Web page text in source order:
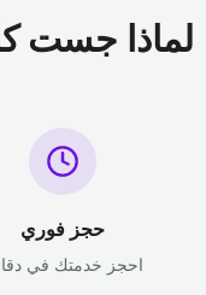
لماذا جست
حجز فوري
احجز خدمتك في